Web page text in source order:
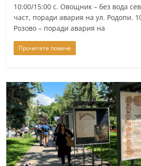
10:00/15:00 с. Овощник – без вода
част, поради авария на ул. Родопи.
Розово – поради авария на
Прочетете повече